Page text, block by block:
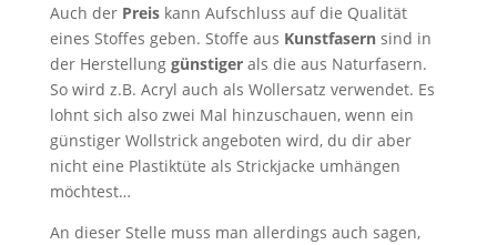
Auch der Preiskann Aufschluss auf die Qualität
eines Stoffes geben. Stoffe aus Kunstfasernsind in
der Herstellung günstigerals die aus Naturfasern.
So wird z.B. Acryl auch als Wollersatz verwendet. Es
lohnt sich also zwei Mal hinzuschauen, wenn ein
günstiger Wollstrick angeboten wird, du dir aber
nicht eine Plastiktüte als Strickjacke umhängen
möchtest…
An dieser Stelle muss man allerdings auch sagen,